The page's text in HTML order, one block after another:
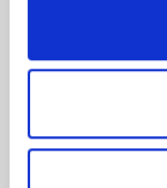
El
esdeveniment
Barcelona
cursa vertical
mundial de